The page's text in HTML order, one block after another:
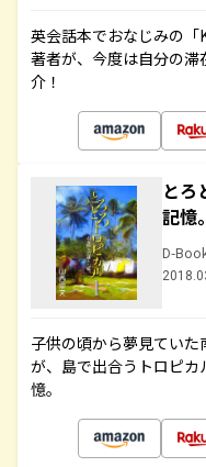
英会話本でおなじみの「
著者が、今度は自分の
介！
とろ
記
D-
子供の頃から夢見てい
が、島で出合うトロピ
憶。